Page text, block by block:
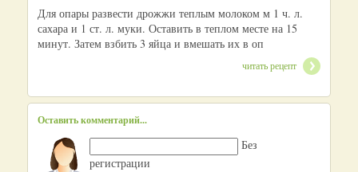
Для опары развести дрожжи теплым молоком м 1 ч. л.
сахара и 1 ст. л. муки. Оставить в теплом месте на 15
минут. Затем взбить 3 яйца и вмешать их в оп
читать рецепт
Оставить комментарий...
Без
регистрации